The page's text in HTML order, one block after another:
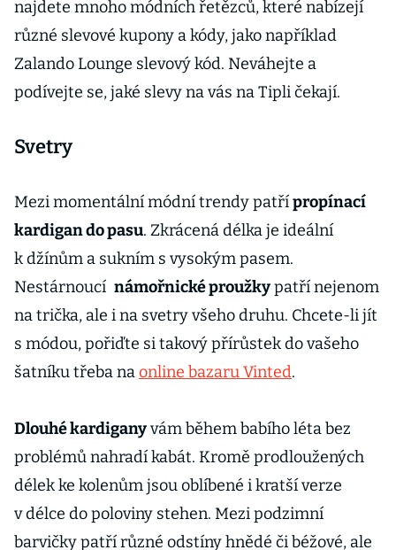
najdete mnoho módních řetězců, které nabízejí
různé slevové kupony a kódy, jako například
Zalando Lounge slevový kód. Neváhejte a
podívejte se, jaké slevy na vás na Tipli čekají.
Svetry
Mezi momentální módní trendy patřípropínací
kardigan do pasu. Zkrácená délka je ideální
k džínům a sukním s vysokým pasem.
Nestárnoucí námořnické proužkypatří nejenom
na trička, ale i na svetry všeho druhu. Chcete-li jít
s módou, pořiďte si takový přírůstek do vašeho
šatníku třeba naonline bazaru Vinted.
Dlouhé kardiganyvám během babího léta bez
problémů nahradí kabát. Kromě prodloužených
délek ke kolenům jsou oblíbené i kratší verze
v délce do poloviny stehen. Mezi podzimní
barvičky patří různé odstíny hnědé či béžové, ale